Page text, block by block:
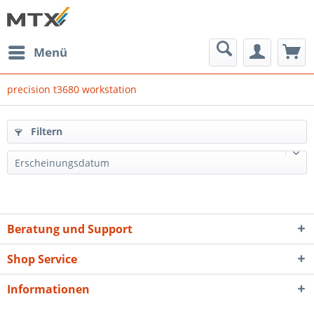
Menü
precision t3680 workstation
Filtern
Erscheinungsdatum
Beratung und Support
Shop Service
Informationen